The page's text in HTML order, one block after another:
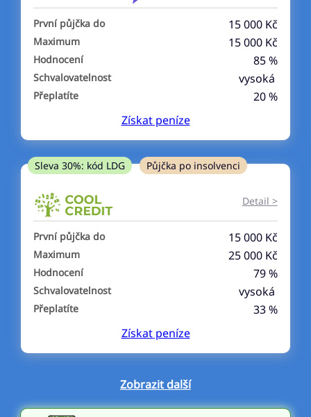
ano
ne
Po insolvenci
ano
V hotovosti
ano
První půjčka do 15 000 Kč
Maximum 15 000 Kč
Hodnocení 85 %
Schvalovatelnost vysoká
Přeplatíte
20 %
Získatpeníze
Sleva 30%: kód LDG Půjčka po insolvenci
Detail >
První půjčka do 15 000 Kč
Maximum 25 000 Kč
Hodnocení 79 %
Schvalovatelnost vysoká
Přeplatíte
33 %
Získatpeníze
Zobrazit další